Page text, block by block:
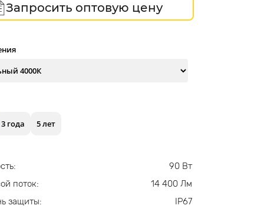
Запросить оптовую цену
3 года 5 лет
90 Вт
поток:
14 400 Лм
защиты:
IP67